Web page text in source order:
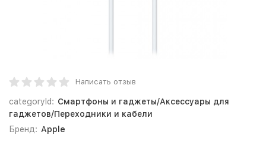
Написать отзыв
categoryId: Смартфоны и гаджеты/Аксессуары для
гаджетов/Переходники и кабели
Бренд: Apple